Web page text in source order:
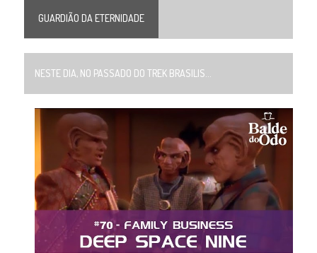
GUARDIÃO DA ETERNIDADE
NESTE DIA, NO PASSADO DO TREK BRASILIS...